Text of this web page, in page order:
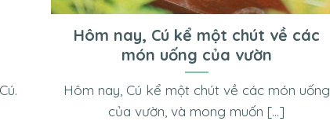
Hôm nay, Cú kể một chút về các
món uống của vườn
Hôm nay, Cú kể một chút về các món uống
của vườn, và mong muốn [...]